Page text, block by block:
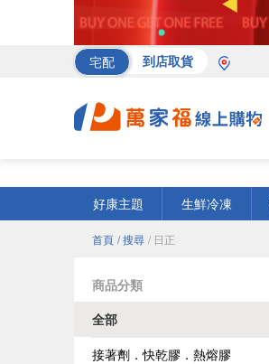
宅配 到店取貨
好康主題
生鮮冷凍
首頁 / 搜尋 / 日正
商品分類
全部
接著劑．快乾膠．熱熔膠